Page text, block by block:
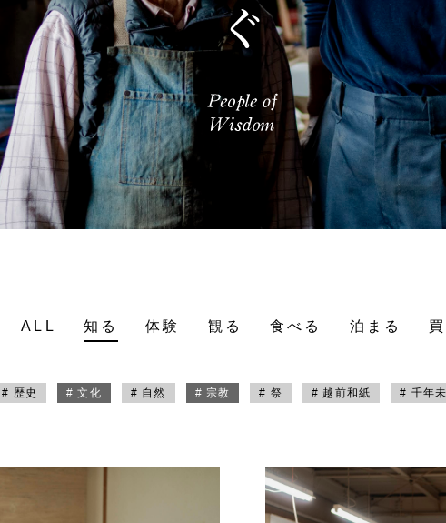
ALL 知る 体験 観る 食べる 泊まる
# 歴史 # 文化 # 自然 # 宗教 # 祭 # 越前和紙 # 千年